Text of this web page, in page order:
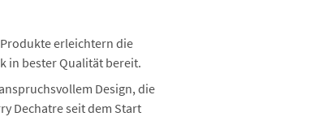
erleichtern die
in bester Qualität bereit.
Design, die
Dechatre seit dem Start